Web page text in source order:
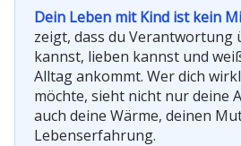
Dein Leben mit Kind ist kein
zeigt, dass du Verantwortung
kannst, lieben kannst und
Alltag ankommt. Wer dich
möchte, sieht nicht nur deine
auch deine Wärme, deinen
Lebenserfahrung.